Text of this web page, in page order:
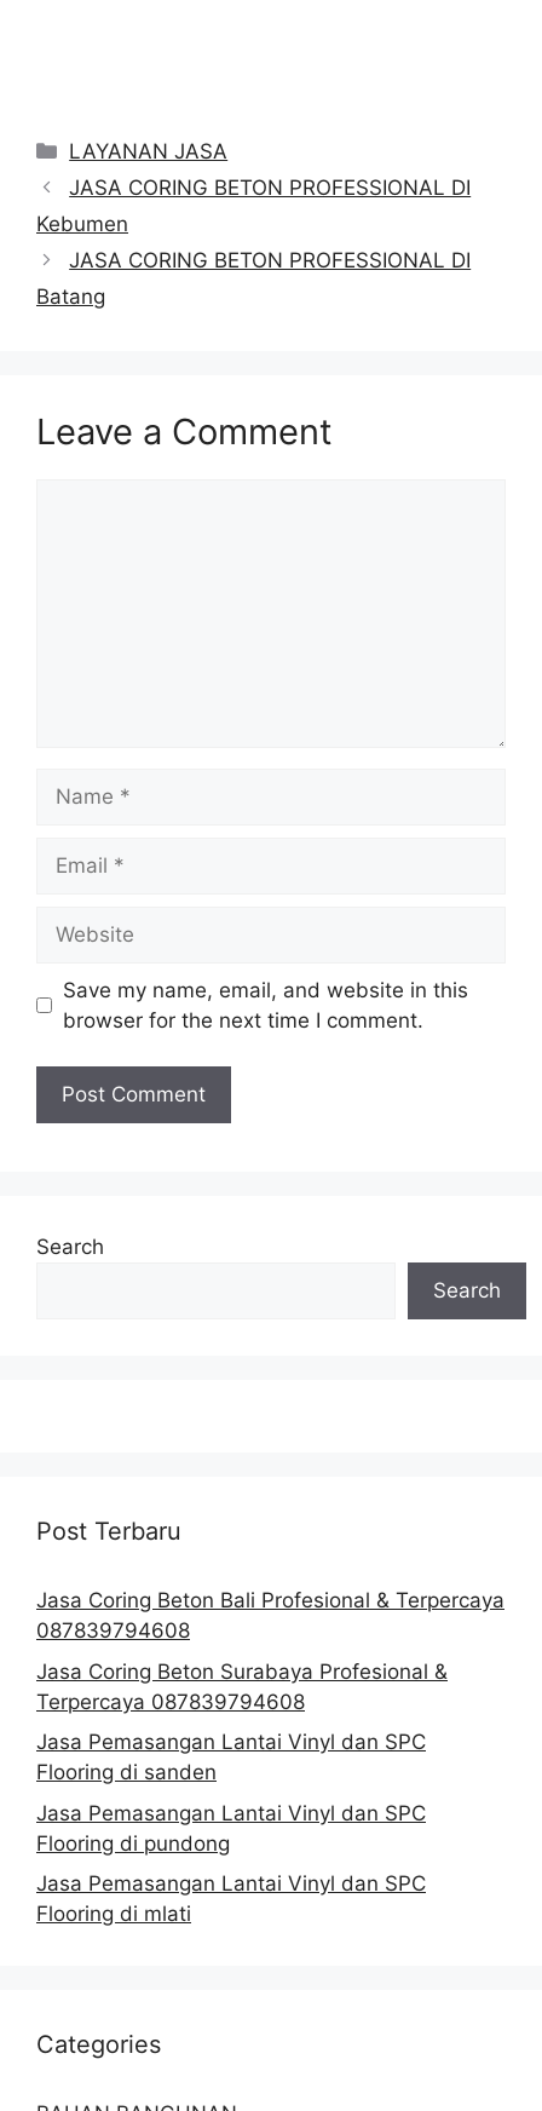
Categories
LAYANAN JASA
JASA CORING BETON PROFESSIONAL DI
Kebumen
JASA CORING BETON PROFESSIONAL DI
Batang
Leave a Comment
Save my name, email, and website in this
browser for the next time I comment.
Search
Search
Post Terbaru
Jasa Coring Beton Bali Profesional & Terpercaya
087839794608
Jasa Coring Beton Surabaya Profesional &
Terpercaya 087839794608
Jasa Pemasangan Lantai Vinyl dan SPC
Flooring di sanden
Jasa Pemasangan Lantai Vinyl dan SPC
Flooring di pundong
Jasa Pemasangan Lantai Vinyl dan SPC
Flooring di mlati
Categories